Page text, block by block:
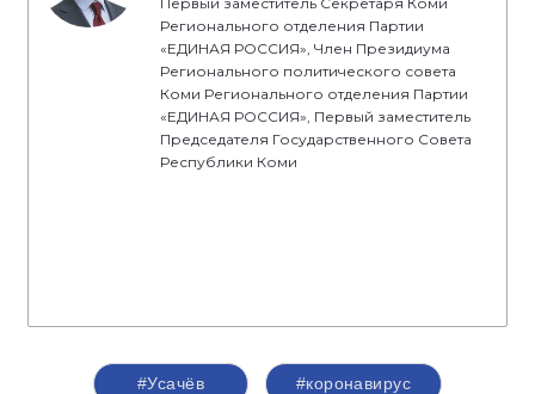
Регионального отделения Партии
«ЕДИНАЯ РОССИЯ», Член Президиума
Регионального политического совета
Коми Регионального отделения Партии
«ЕДИНАЯ РОССИЯ», Первый заместитель
Председателя Государственного Совета
Республики Коми
#Усачёв #коронавирус